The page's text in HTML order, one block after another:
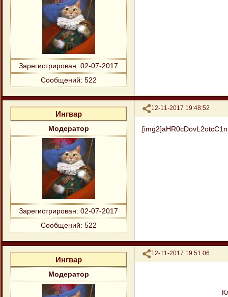
Зарегистрирован: 02-07-2017
Сообщений: 522
Поделиться
12-11-2017 19:48:52
Ингвар
Модератор
Зарегистрирован: 02-07-2017
Сообщений: 522
Поделиться
12-11-2017 19:51:06
Ингвар
Модератор